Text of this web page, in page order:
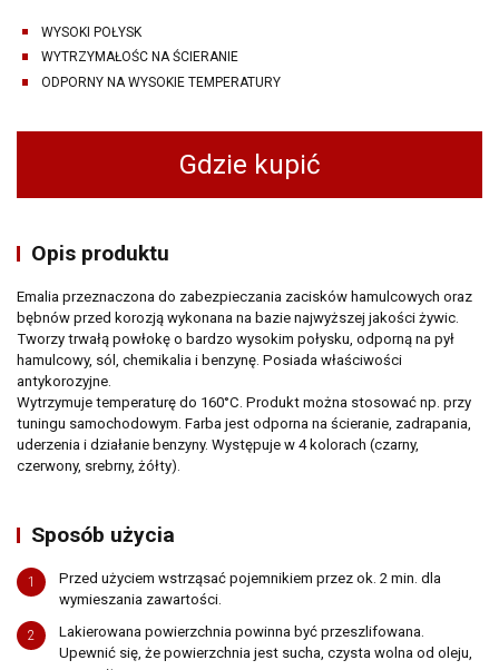
WYSOKI POŁYSK
WYTRZYMAŁOŚC NA ŚCIERANIE
ODPORNY NA WYSOKIE TEMPERATURY
Gdzie kupić
Opis produktu
Emalia przeznaczona do zabezpieczania zacisków hamulcowych oraz
bębnów przed korozją wykonana na bazie najwyższej jakości żywic.
Tworzy trwałą powłokę o bardzo wysokim połysku, odporną na pył
hamulcowy, sól, chemikalia i benzynę. Posiada właściwości
antykorozyjne.
Wytrzymuje temperaturę do 160°C. Produkt można stosować np. przy
tuningu samochodowym. Farba jest odporna na ścieranie, zadrapania,
uderzenia i działanie benzyny. Występuje w 4 kolorach (czarny,
czerwony, srebrny, żółty).
Sposób użycia
1
Przed użyciem wstrząsać pojemnikiem przez ok. 2 min. dla
wymieszania zawartości.
2
Lakierowana powierzchnia powinna być przeszlifowana.
Upewnić się, że powierzchnia jest sucha, czysta wolna od oleju,
Gdzie kupić
ul. Schonów 3 w celu odpowiedzi na moje zapytanie. Zapoznałem/zapoznałam się z
poprawiania. Jestem świadom/świadoma, iż moja zgoda może być odwołana w
każdym czasie, co skutkować będzie usunięciem mojego adresu bazy Amtra Sp. z o.o.
Zgodnie z art. 13 ogólnego rozporządzenia o ochronie danych osobowych z dnia 27
kwietnia 2016 r. (Dz. Urz. UE L 119 z 04.05.2016) informuję, iż:
administratorem Pani/Pana danych osobowych jest AMTRA Sp. z o.o.
z siedzibą w Sosnowcu (41-200), ul Schonów 3, zwana dalej Spółką,
Pani/Pana dane osobowe przetwarzane będą w celu realizacji usługi
newsletter – na podstawie art. 6 ust. 1 lit. a ogólnego rozporządzenia
o ochronie danych osobowych z dnia 27 kwietnia 2016 r.
Odbiorcami Pani/Pana danych osobowych będą:
podmioty, którym Spóła powierzyła przetwarzanie danych
spółki należące do grupy kapitałowej
Pani/Pana dane osobowe przechowywane będą do momentu
odwołania zgody na korzystanie z usługi newsletter,